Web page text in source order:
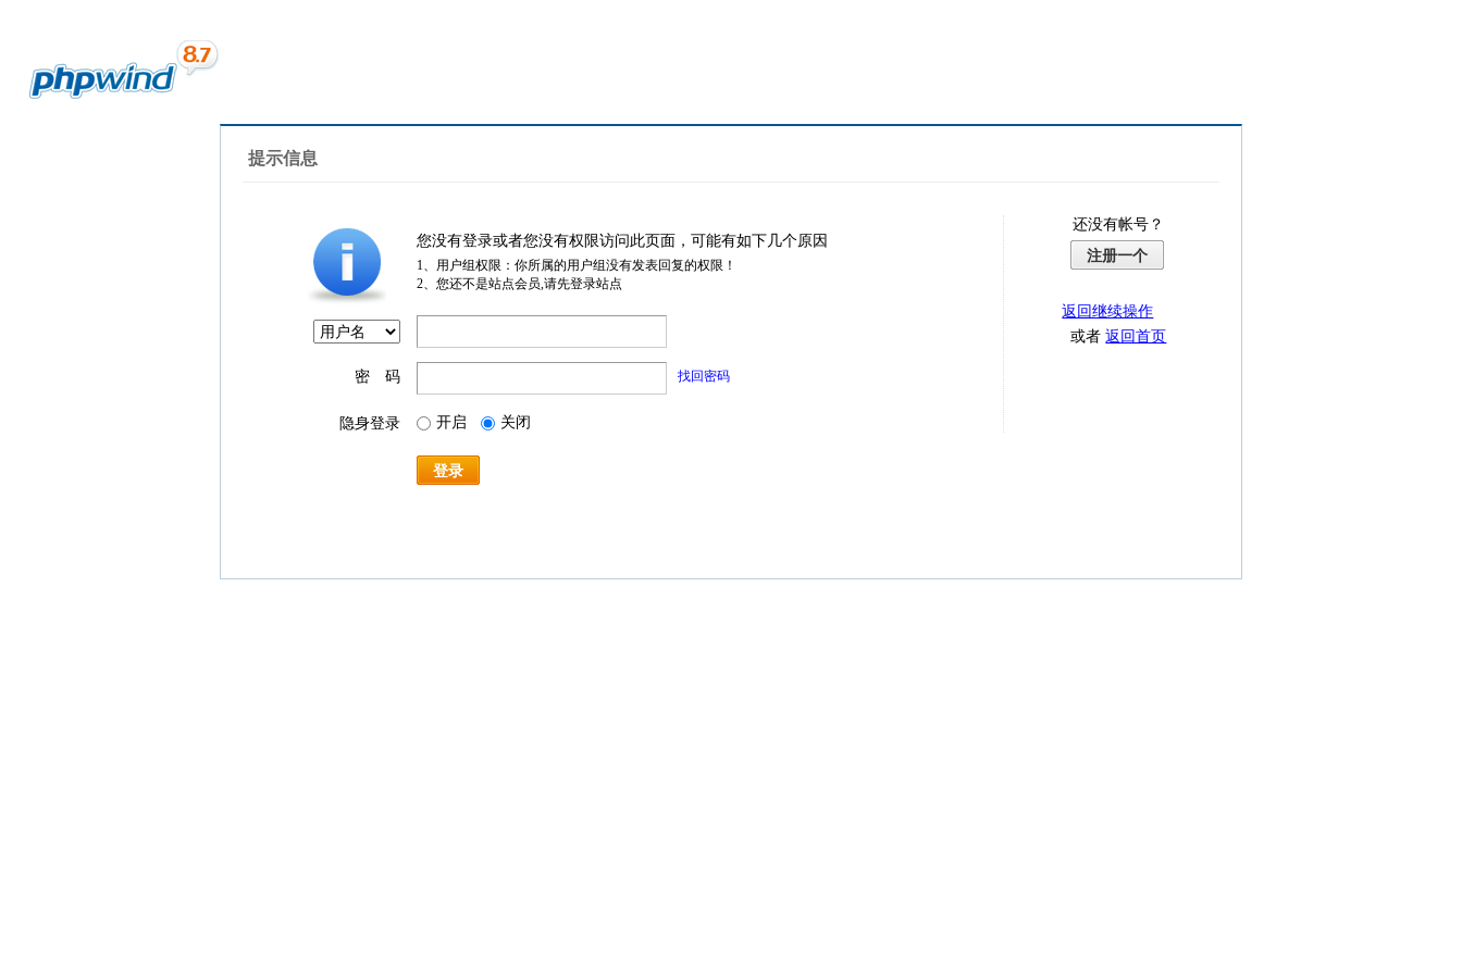
提示信息
您没有登录或者您没有权限访问此页面，可能有如下几个原因
1、用户组权限：你所属的用户组没有发表回复的权限！
2、您还不是站点会员,请先登录站点
密 码 找回密码
隐身登录 开启 关闭
登录
还没有帐号？
注册一个
返回继续操作
或者返回首页